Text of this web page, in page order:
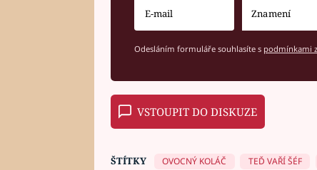
Odesláním formuláře souhlasíte s podmínkami
VSTOUPIT DO DISKUZE
ŠTÍTKY OVOCNÝ KOLÁČ TEĎ VAŘÍ ŠÉF